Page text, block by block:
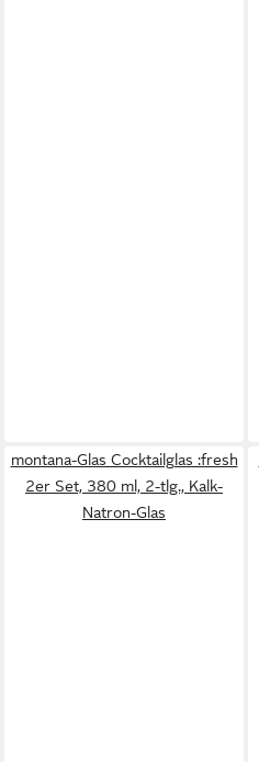
montana-Glas Cocktailglas :fresh
2er Set, 380 ml, 2-tlg., Kalk-
Natron-Glas